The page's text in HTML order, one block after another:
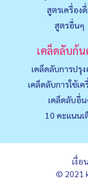
สูตรเครื่อง
สูตรอื่นๆ
เคล็ดลับก้น
เคล็ดลับการปรุง
เคล็ดลับการใช้เค
เคล็ดลับอื่น
10 คะแนนเ
เงื่อ
© 2021